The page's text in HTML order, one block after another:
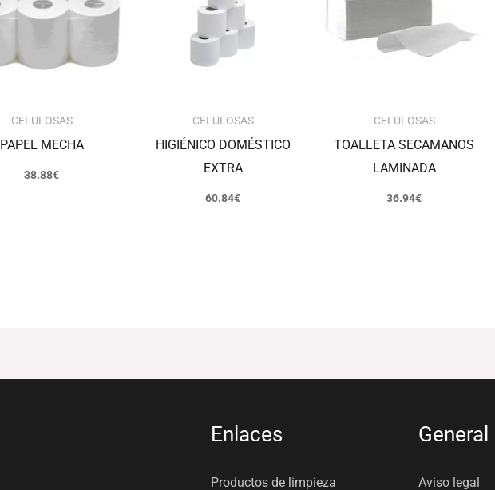
CELULOSAS
PAPEL MECHA
38.88€
CELULOSAS
HIGIÉNICO DOMÉSTICO
EXTRA
60.84€
CELULOSAS
TOALLETA SECAMANOS
LAMINADA
36.94€
Enlaces
Productos de limpieza
General
Aviso legal